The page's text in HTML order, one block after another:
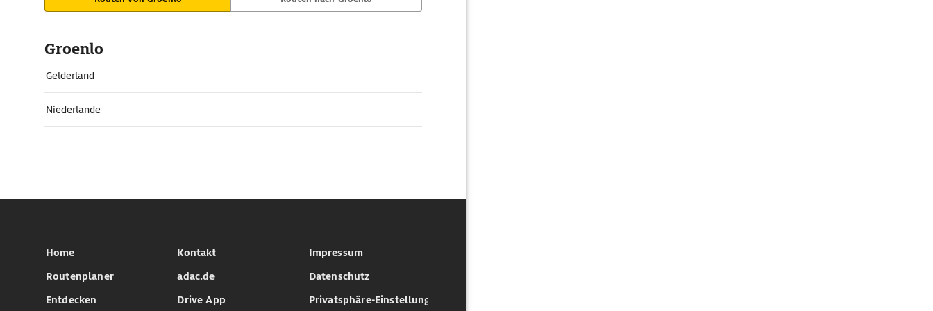
Groenlo
Gelderland
Niederlande
Home
Routenplaner
Entdecken
Kontakt
adac.de
Drive App
Impressum
Datenschutz
Privatsphäre-Einstellungen